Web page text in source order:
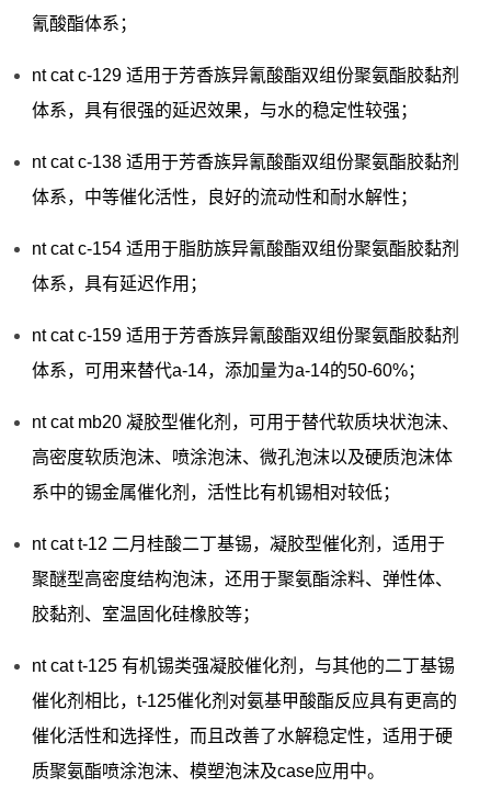
氰酸酯体系；
nt cat c-129 适用于芳香族异氰酸酯双组份聚氨酯胶黏剂
体系，具有很强的延迟效果，与水的稳定性较强；
nt cat c-138 适用于芳香族异氰酸酯双组份聚氨酯胶黏剂
体系，中等催化活性，良好的流动性和耐水解性；
nt cat c-154 适用于脂肪族异氰酸酯双组份聚氨酯胶黏剂
体系，具有延迟作用；
nt cat c-159 适用于芳香族异氰酸酯双组份聚氨酯胶黏剂
体系，可用来替代a-14，添加量为a-14的50-60%；
nt cat mb20 凝胶型催化剂，可用于替代软质块状泡沫、
高密度软质泡沫、喷涂泡沫、微孔泡沫以及硬质泡沫体
系中的锡金属催化剂，活性比有机锡相对较低；
nt cat t-12 二月桂酸二丁基锡，凝胶型催化剂，适用于
聚醚型高密度结构泡沫，还用于聚氨酯涂料、弹性体、
胶黏剂、室温固化硅橡胶等；
nt cat t-125 有机锡类强凝胶催化剂，与其他的二丁基锡
催化剂相比，t-125催化剂对氨基甲酸酯反应具有更高的
催化活性和选择性，而且改善了水解稳定性，适用于硬
质聚氨酯喷涂泡沫、模塑泡沫及case应用中。